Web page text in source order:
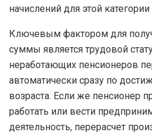
начислений для этой
Ключевым фактором для
суммы является трудовой
неработающих пенсионеров
автоматически сразу по
возраста. Если же пенсионер
работать или вести
деятельность, перерасчет